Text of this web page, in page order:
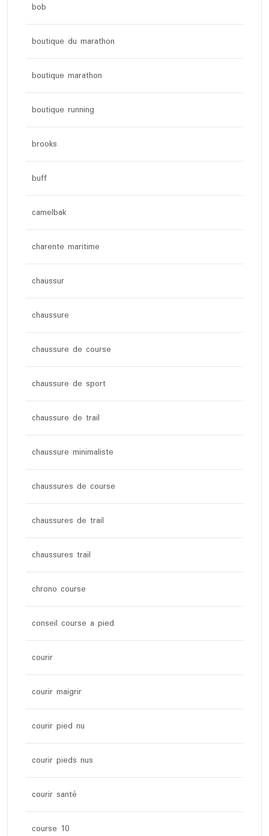
bob
boutique du marathon
boutique marathon
boutique running
brooks
buff
camelbak
charente maritime
chaussur
chaussure
chaussure de course
chaussure de sport
chaussure de trail
chaussure minimaliste
chaussures de course
chaussures de trail
chaussures trail
chrono course
conseil course a pied
courir
courir maigrir
courir pied nu
courir pieds nus
courir santé
course 10